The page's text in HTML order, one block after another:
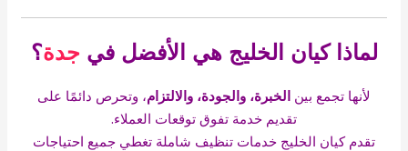
لماذا كيان الخليج هي الأفضل في جدة؟
لأنها تجمع بين الخبرة، والجودة، والالتزام، وتحرص دائمًا على
تقديم خدمة تفوق توقعات العملاء.
تقدم كيان الخليج خدمات تنظيف شاملة تغطي جميع احتياجات